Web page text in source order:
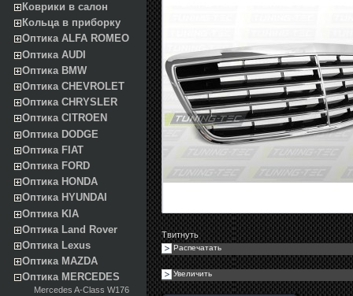
Коврики в салон
Кольца в приборку
Оптика ALFA ROMEO
Оптика AUDI
Оптика BMW
Оптика CHEVROLET
Оптика CHRYSLER
Оптика CITROEN
Оптика DODGE
Оптика FIAT
Оптика FORD
Оптика HONDA
Оптика HYUNDAI
Оптика KIA
Оптика Land Rover
Оптика Lexus
Оптика MAZDA
Оптика MERCEDES
Mercedes A-Class W176
Твитнуть
Распечатать
Увеличить